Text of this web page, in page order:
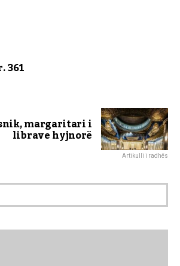
361
margaritari i
librave hyjnorë
Artikulli i radhës